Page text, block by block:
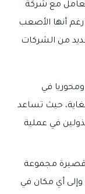
مع شركة
أنها الأصعب
من الشركات
في
حيث تساعد
في عملية
قصيرة مجموعة
أي مكان في